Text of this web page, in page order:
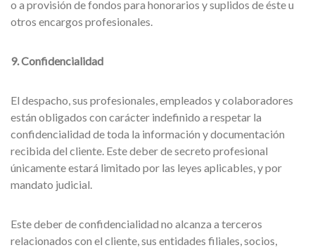
o a provisión de fondos para honorarios y suplidos de éste u
otros encargos profesionales.
9. Confidencialidad
El despacho, sus profesionales, empleados y colaboradores
están obligados con carácter indefinido a respetar la
confidencialidad de toda la información y documentación
recibida del cliente. Este deber de secreto profesional
únicamente estará limitado por las leyes aplicables, y por
mandato judicial.
Este deber de confidencialidad no alcanza a terceros
relacionados con el cliente, sus entidades filiales, socios,